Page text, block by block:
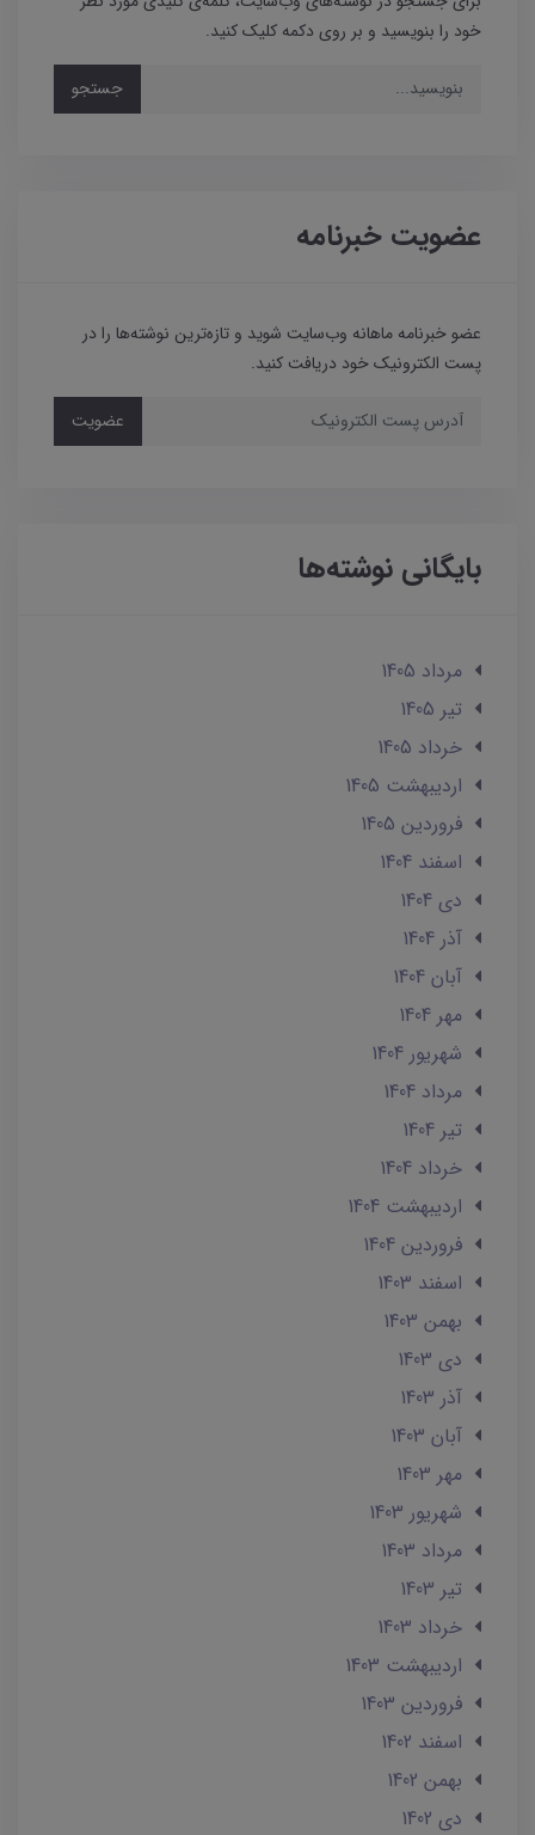
خود را بنویسید و بر روی دکمه کلیک کنید.
جستجو
عضویت خبرنامه
عضو خبرنامه ماهانه وب‌سایت شوید و تازه‌ترین نوشته‌ها را در
پست الکترونیک خود دریافت کنید.
عضویت
بایگانی نوشته‌ها
مرداد 1405
تير 1405
خرداد 1405
ارديبهشت 1405
فروردین 1405
اسفند 1404
دی 1404
آذر 1404
آبان 1404
مهر 1404
شهریور 1404
مرداد 1404
تير 1404
خرداد 1404
ارديبهشت 1404
فروردین 1404
اسفند 1403
بهمن 1403
دی 1403
آذر 1403
آبان 1403
مهر 1403
شهریور 1403
مرداد 1403
تير 1403
خرداد 1403
ارديبهشت 1403
فروردین 1403
اسفند 1402
بهمن 1402
دی 1402